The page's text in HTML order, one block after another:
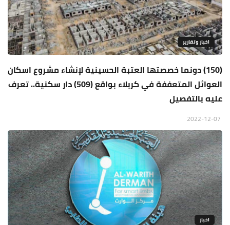
اخبار وتقارير
(150) دونما خصصتها العتبة الحسينية لإنشاء مشروع اسكان
العوائل المتعففة في كربلاء بواقع (509) دار سكنية.. تعرف
عليه بالتفصيل
اخبار